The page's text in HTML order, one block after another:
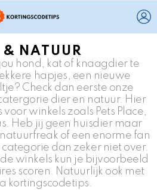
& NATUUR
hond, kat of knaagdier te
hapjes, een nieuwe
Check dan eerste onze
dier en natuur. Hier
winkels zoals Pets Place,
Heb jij geen huisdier maar
of een enorme fan
categorie dan zeker niet over.
winkels kun je bijvoorbeeld
scoren. Natuurlijk ook met
kortingscodetips.